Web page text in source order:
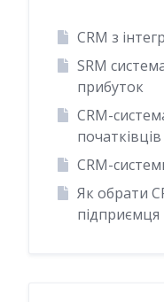
CRM з
SRM
прибуток
CRM-
початківців
CRM-
Як обрати
підприємця